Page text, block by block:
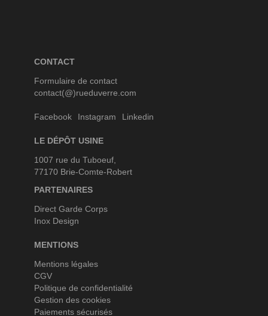
CONTACT
Formulaire de contact
contact(@)rueduverre.com
Facebook Instagram Linkedin
LE DÉPÔT USINE
1007 rue du Tuboeuf,
77170 Brie-Comte-Robert
PARTENAIRES
Direct Garde Corps
Inox Design
MENTIONS
Mentions légales
CGV
Politique de confidentialité
Gestion des cookies
Paiements sécurisés